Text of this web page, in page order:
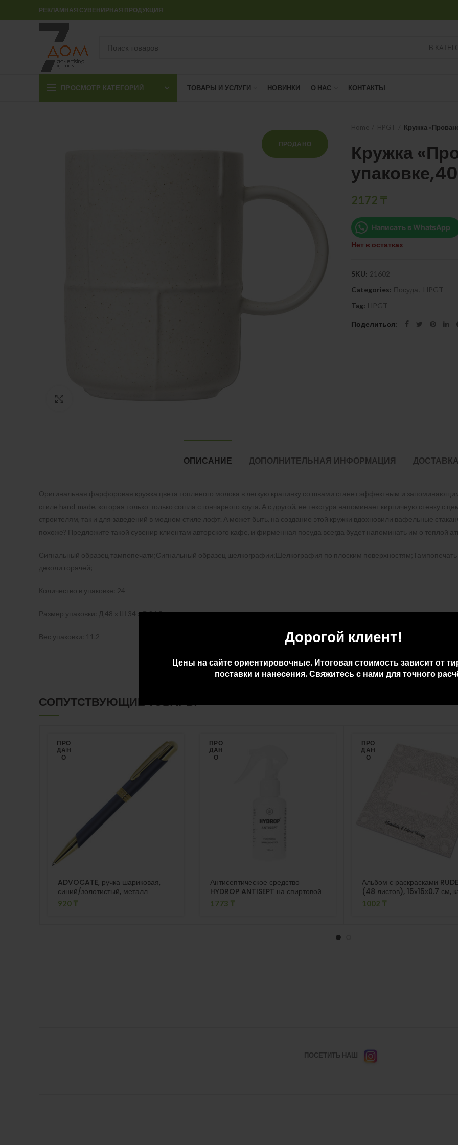
Дорогой клиент!
Цены на сайте ориентировочные. Итоговая стоимость зависит от
поставки и нанесения. Свяжитесь с нами для точного
РЕКЛАМНАЯ СУВЕНИРНАЯ ПРОДУКЦИЯ
В
ПРОСМОТР КАТЕГОРИЙ ТОВАРЫ И УСЛУГИ НОВИНКИ О НАС КОНТАКТЫ
ПРОДАНО
Кружка
Кружка
2172 ₸
Написать в WhatsApp
Нет в остатках
SKU: 21602
Categories: Посуда
HPGT
Tag: HPGT
Поделиться
ОПИСАНИЕ ДОПОЛНИТЕЛЬНАЯ ИНФОРМАЦИЯ
Оригинальная фарфоровая кружка цвета топленого молока в легкую крапинку со швами станет эффектным и
стиле hand-made, которая только-только сошла с гончарного круга. А с другой, ее текстура напоминает кирпичную стенку с
строителям, так и для заведений в модном стиле лофт. А может быть, на создание этой кружки вдохновили вафельные
похоже? Предложите такой сувенир клиентам авторского кафе, и фирменная посуда всегда будет напоминать им о теплой
Сигнальный образец тампопечати;Сигнальный образец шелкографии;Шелкография по плоским поверхностям;Тампопечать
деколи горячей;
Количество в упаковке: 24
Размер упаковки: Д 48 x Ш 34 x В 34,5
Вес упаковки: 11.2
СОПУТСТВУЮЩИЕ ТОВАРЫ
ПРО
ДАН
О
ADVOCATE, ручка шариковая,
синий/золотистый, металл
920 ₸
ПРО
ДАН
О
Антисептическое средство
HYDROP ANTISEPT на спиртовой
основе, 100 мл.
1773 ₸
ПРО
ДАН
О
Альбом с раскрасками
(48 листов), 15х15х0.7 см,
бумага
1002 ₸
ПОСЕТИТЬ НАШ